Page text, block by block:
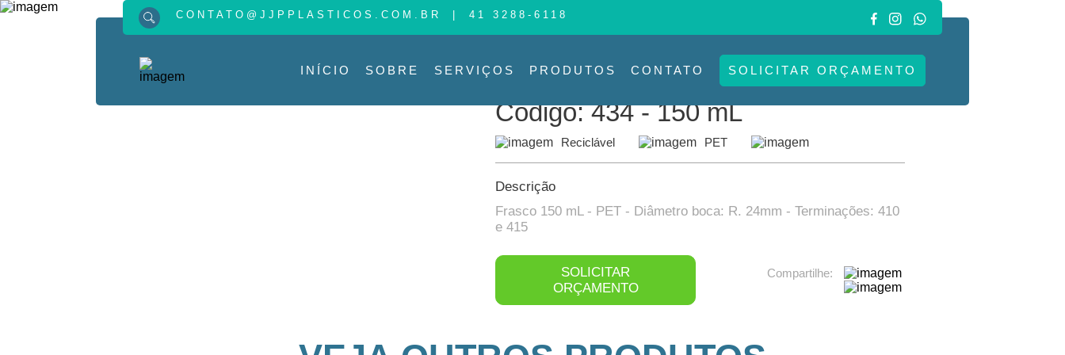
CONTATO@JJPPLASTICOS.COM.BR | 41 3288-6118
INÍCIO SOBRE SERVIÇOS PRODUTOS CONTATO SOLICITAR ORÇAMENTO
PRODUTOS
PRODUTOS
Produtos > Código: 434 150 mL.
Código: 434 - 150 mL
Reciclável PET
Descrição
Frasco 150 mL - PET - Diâmetro boca: R. 24mm - Terminações: 410
e 415
SOLICITAR
ORÇAMENTO
Compartilhe: